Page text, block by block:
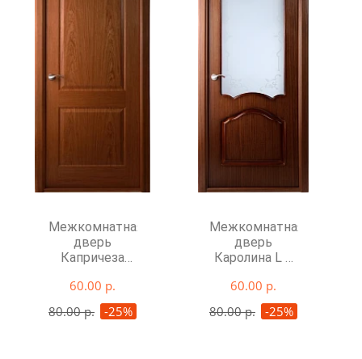
Межкомнатная
дверь
Капричеза
60.00 р.
80.00 р. -25%
Межкомнатная
дверь
Каролина L в
60.00 р.
80.00 р. -25%